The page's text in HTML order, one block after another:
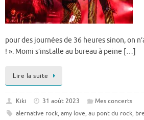
pour des journées de 36 heures sinon, on
! ». Momi s’installe au bureau à peine […]
Lire la suite
Kiki 31 août 2023
Mes concerts
alernative rock, amy love, au pont du rock,